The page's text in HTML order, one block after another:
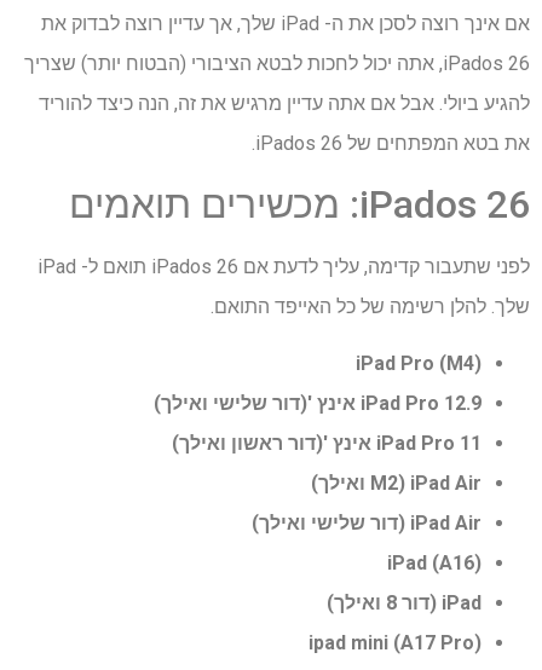
אם אינך רוצה לסכן את ה- iPad שלך, אך עדיין רוצה לבדוק את
iPados 26, אתה יכול לחכות לבטא הציבורי (הבטוח יותר) שצריך
להגיע ביולי. אבל אם אתה עדיין מרגיש את זה, הנה כיצד להוריד
את בטא המפתחים של iPados 26.
iPados 26: מכשירים תואמים
לפני שתעבור קדימה, עליך לדעת אם iPados 26 תואם ל- iPad
שלך. להלן רשימה של כל האייפד התואם.
iPad Pro (M4)
iPad Pro 12.9 אינץ '(דור שלישי ואילך)
iPad Pro 11 אינץ '(דור ראשון ואילך)
iPad Air (M2 ואילך)
iPad Air (דור שלישי ואילך)
iPad (A16)
iPad (דור 8 ואילך)
ipad mini (A17 Pro)